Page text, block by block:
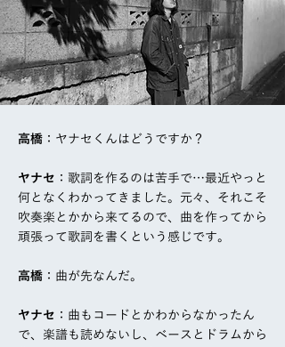
高橋 ：ヤナセくんはどうですか？
ヤナセ ：歌詞を作るのは苦手で…最近やっと
何となくわかってきました。元々、それこそ
吹奏楽とかから来てるので、曲を作ってから
頑張って歌詞を書くという感じです。
高橋 ：曲が先なんだ。
ヤナセ ：曲もコードとかわからなかったん
で、楽譜も読めないし、ベースとドラムから